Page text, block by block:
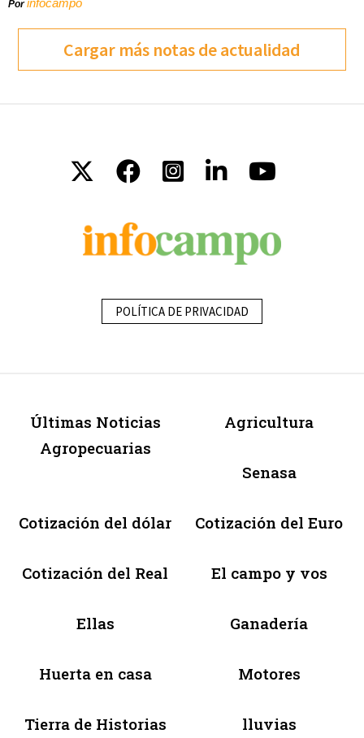
Porinfocampo
Cargar más notas de actualidad
POLÍTICA DE PRIVACIDAD
Últimas Noticias
Agropecuarias
Agricultura
Senasa
Cotización del dólar Cotización del Euro
Cotización del Real El campo y vos
Ellas Ganadería
Huerta en casa Motores
Tierra de Historias lluvias